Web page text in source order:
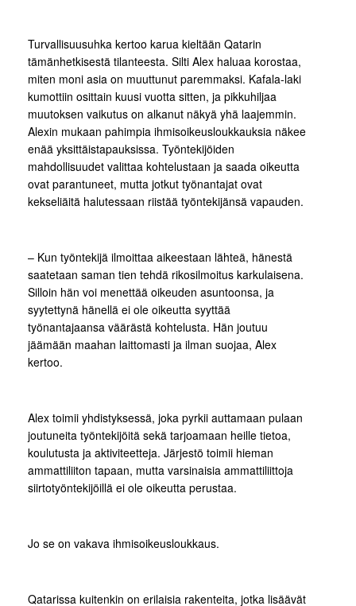
Turvallisuusuhka kertoo karua kieltään Qatarin
tämänhetkisestä tilanteesta. Silti Alex haluaa korostaa,
miten moni asia on muuttunut paremmaksi. Kafala-laki
kumottiin osittain kuusi vuotta sitten, ja pikkuhiljaa
muutoksen vaikutus on alkanut näkyä yhä laajemmin.
Alexin mukaan pahimpia ihmisoikeusloukkauksia näkee
enää yksittäistapauksissa. Työntekijöiden
mahdollisuudet valittaa kohtelustaan ja saada oikeutta
ovat parantuneet, mutta jotkut työnantajat ovat
kekseliäitä halutessaan riistää työntekijänsä vapauden.
– Kun työntekijä ilmoittaa aikeestaan lähteä, hänestä
saatetaan saman tien tehdä rikosilmoitus karkulaisena.
Silloin hän voi menettää oikeuden asuntoonsa, ja
syytettynä hänellä ei ole oikeutta syyttää
työnantajaansa väärästä kohtelusta. Hän joutuu
jäämään maahan laittomasti ja ilman suojaa, Alex
kertoo.
Alex toimii yhdistyksessä, joka pyrkii auttamaan pulaan
joutuneita työntekijöitä sekä tarjoamaan heille tietoa,
koulutusta ja aktiviteetteja. Järjestö toimii hieman
ammattiliiton tapaan, mutta varsinaisia ammattiliittoja
siirtotyöntekijöillä ei ole oikeutta perustaa.
Jo se on vakava ihmisoikeusloukkaus.
Qatarissa kuitenkin on erilaisia rakenteita, jotka lisäävät